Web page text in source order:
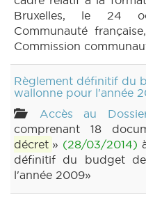
Bruxelles, le 24
Communauté
Commission
Règlement définitif du
wallonne pour l'année
Accès au
comprenant 18
décret » (28/03/2014)
définitif du budget
l'année 2009»